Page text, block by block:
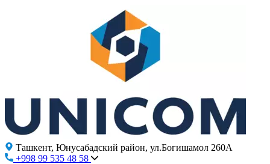
Ташкент, Юнусабадский район, ул.Богишамол 260А
+998 99 535 48 58